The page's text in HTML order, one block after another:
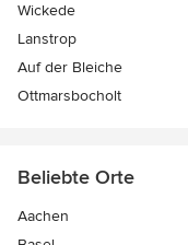
Wickede
Lanstrop
Auf der Bleiche
Ottmarsbocholt
Beliebte Orte
Aachen